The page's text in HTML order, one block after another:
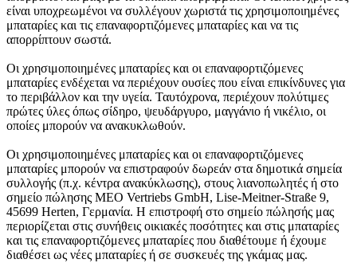
είναι υποχρεωμένοι να συλλέγουν χωριστά τις χρησιμοποιημένες
μπαταρίες και τις επαναφορτιζόμενες μπαταρίες και να τις
απορρίπτουν σωστά.
Οι χρησιμοποιημένες μπαταρίες και οι επαναφορτιζόμενες
μπαταρίες ενδέχεται να περιέχουν ουσίες που είναι επικίνδυνες για
το περιβάλλον και την υγεία. Ταυτόχρονα, περιέχουν πολύτιμες
πρώτες ύλες όπως σίδηρο, ψευδάργυρο, μαγγάνιο ή νικέλιο, οι
οποίες μπορούν να ανακυκλωθούν.
Οι χρησιμοποιημένες μπαταρίες και οι επαναφορτιζόμενες
μπαταρίες μπορούν να επιστραφούν δωρεάν στα δημοτικά σημεία
συλλογής (π.χ. κέντρα ανακύκλωσης), στους λιανοπωλητές ή στο
σημείο πώλησης MEO Vertriebs GmbH, Lise-Meitner-Straße 9,
45699 Herten, Γερμανία. Η επιστροφή στο σημείο πώλησής μας
περιορίζεται στις συνήθεις οικιακές ποσότητες και στις μπαταρίες
και τις επαναφορτιζόμενες μπαταρίες που διαθέτουμε ή έχουμε
διαθέσει ως νέες μπαταρίες ή σε συσκευές της γκάμας μας.